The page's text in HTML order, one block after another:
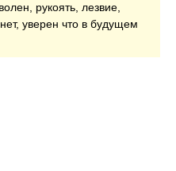
рукоять, лезвие,
уверен что в будущем